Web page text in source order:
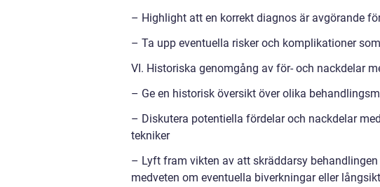
– Highlight att en korrekt diagnos är avgörande
– Ta upp eventuella risker och komplikationer
VI. Historiska genomgång av för- och nackdelar
– Ge en historisk översikt över olika
– Diskutera potentiella fördelar och nackdelar
tekniker
– Lyft fram vikten av att skräddarsy
medveten om eventuella biverkningar eller